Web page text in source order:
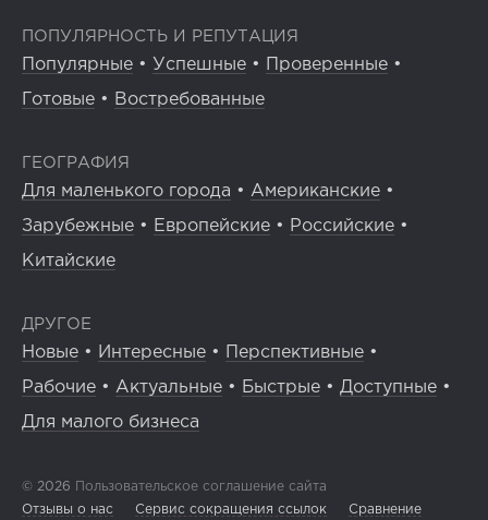
ПОПУЛЯРНОСТЬ И РЕПУТАЦИЯ
Популярные • Успешные • Проверенные •
Готовые • Востребованные
ГЕОГРАФИЯ
Для маленького города • Американские •
Зарубежные • Европейские • Российские •
Китайские
ДРУГОЕ
Новые • Интересные • Перспективные •
Рабочие • Актуальные • Быстрые • Доступные •
Для малого бизнеса
© 2026 Пользовательское соглашение сайта
Отзывы о нас
Сервис сокращения ссылок Сравнение